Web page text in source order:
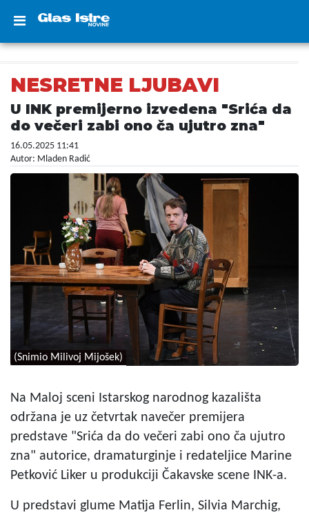
NESRETNE LJUBAVI
U INK premijerno izvedena "Srića da
do večeri zabi ono ča ujutro zna"
16.05.2025 11:41
Autor: Mladen Radić
(Snimio Milivoj Mijošek)
Na Maloj sceni Istarskog narodnog kazališta
održana je uz četvrtak navečer premijera
predstave "Srića da do večeri zabi ono ča ujutro
zna" autorice, dramaturginje i redateljice Marine
Petković Liker u produkciji Čakavske scene INK-a.
U predstavi glume Matija Ferlin, Silvia Marchig,